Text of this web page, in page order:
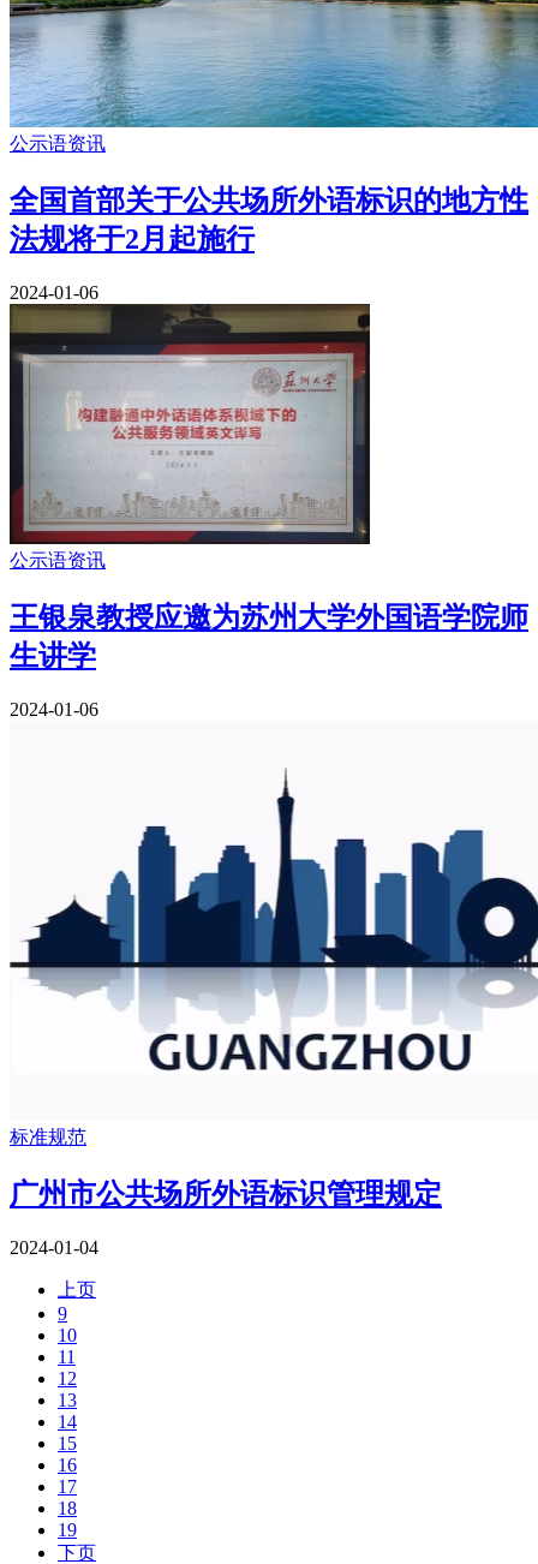
公示语资讯
全国首部关于公共场所外语标识的地方性
法规将于2月起施行
2024-01-06
公示语资讯
王银泉教授应邀为苏州大学外国语学院师
生讲学
2024-01-06
标准规范
广州市公共场所外语标识管理规定
2024-01-04
上页
9
10
11
12
13
14
15
16
17
18
19
下页